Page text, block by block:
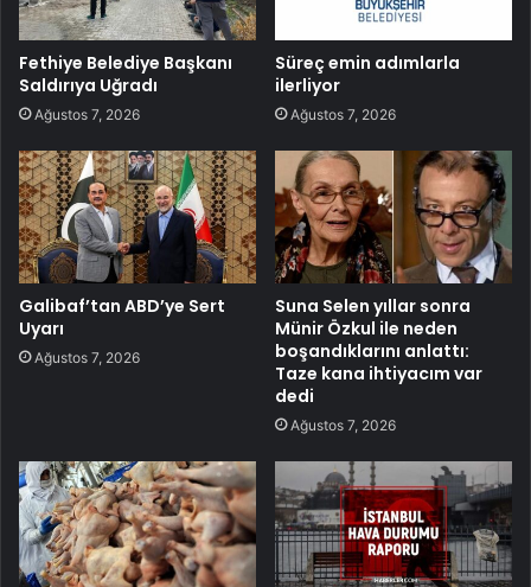
Fethiye Belediye Başkanı
Saldırıya Uğradı
Ağustos 7, 2026
Süreç emin adımlarla
ilerliyor
Ağustos 7, 2026
Galibaf’tan ABD’ye Sert
Uyarı
Ağustos 7, 2026
Suna Selen yıllar sonra
Münir Özkul ile neden
boşandıklarını anlattı:
Taze kana ihtiyacım var
dedi
Ağustos 7, 2026